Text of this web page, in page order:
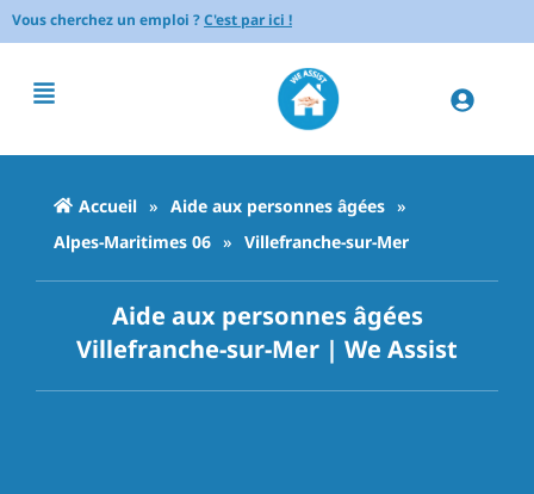
Vous cherchez un emploi ?C'est par ici !
Accueil » Aide aux personnes âgées »
Alpes-Maritimes 06 » Villefranche-sur-Mer
Aide aux personnes âgées
Villefranche-sur-Mer | We Assist